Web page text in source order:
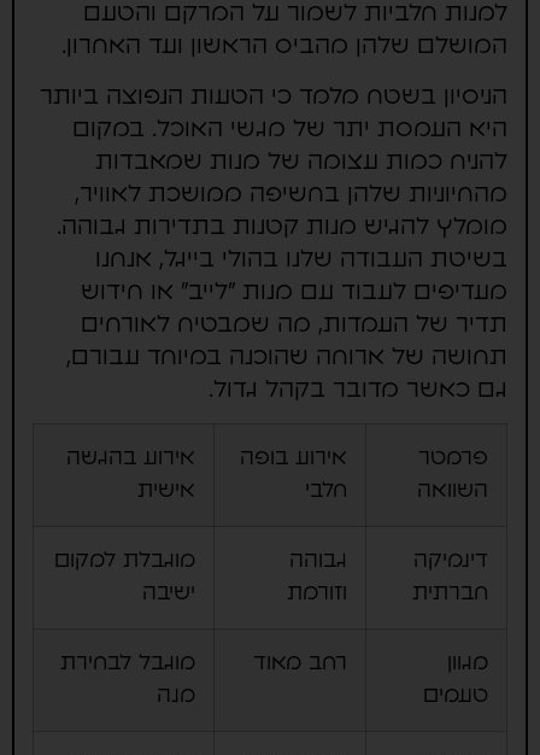
למנות חלביות לשמור על המרקם והטעם
המושלם שלהן מהביס הראשון ועד האחרון.
הניסיון בשטח מלמד כי הטעות הנפוצה ביותר
היא העמסת יתר של מגשי האוכל. במקום
להניח כמות עצומה של מנות שמאבדות
מהחיוניות שלהן בחשיפה ממושכת לאוויר,
מומלץ להגיש מנות קטנות בתדירות גבוהה.
בשיטת העבודה שלנו בהולי בייגל, אנחנו
מעדיפים לעבוד עם מנות "לייב" או חידוש
תדיר של העמדות, מה שמבטיח לאורחים
תחושה של ארוחה שהוכנה במיוחד עבורם,
גם כאשר מדובר בקהל גדול.
פרמטר
השוואה
אירוע בופה
חלבי
אירוע בהגשה
אישית
דינמיקה
חברתית
גבוהה
וזורמת
מוגבלת למקום
ישיבה
מגוון
טעמים
רחב מאוד
מוגבל לבחירת
מנה